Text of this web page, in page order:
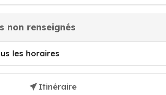
non renseignés
les horaires
Itinéraire